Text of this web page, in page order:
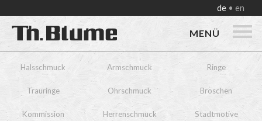
de en
MENÜ
Halsschmuck Armschmuck Ringe
Trauringe Ohrschmuck Broschen
Kommission Herrenschmuck Stadtmotive